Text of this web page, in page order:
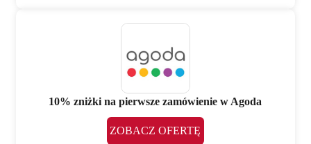
10% zniżki na pierwsze zamówienie w Agoda
ZOBACZ OFERTĘ